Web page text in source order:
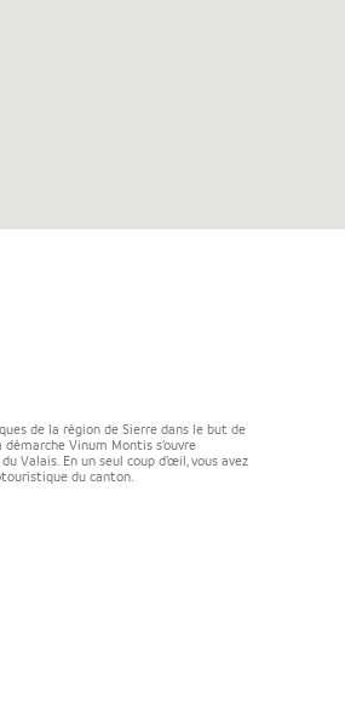
de la région de Sierre dans le but de
Vinum Montis s’ouvre
Valais. En un seul coup d’œil, vous avez
du canton.